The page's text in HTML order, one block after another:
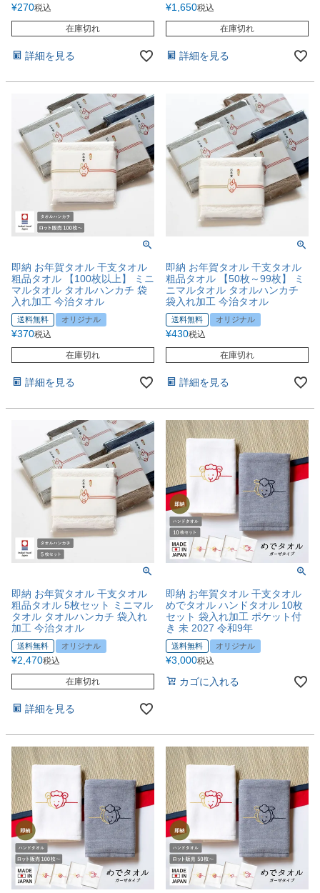
¥270税込
在庫切れ
詳細を見る
¥1,650税込
在庫切れ
詳細を見る
即納 お年賀タオル 干支タオル
粗品タオル 【100枚以上】 ミニ
マルタオル タオルハンカチ 袋
入れ加工 今治タオル
送料無料 オリジナル
¥370税込
在庫切れ
詳細を見る
即納 お年賀タオル 干支タオル
粗品タオル 【50枚～99枚】 ミ
ニマルタオル タオルハンカチ
袋入れ加工 今治タオル
送料無料 オリジナル
¥430税込
在庫切れ
詳細を見る
即納 お年賀タオル 干支タオル
粗品タオル 5枚セット ミニマル
タオル タオルハンカチ 袋入れ
加工 今治タオル
送料無料 オリジナル
¥2,470税込
在庫切れ
詳細を見る
即納 お年賀タオル 干支タオル
めでタオル ハンドタオル 10枚
セット 袋入れ加工 ポケット付
き 未 2027 令和9年
送料無料 オリジナル
¥3,000税込
カゴに入れる